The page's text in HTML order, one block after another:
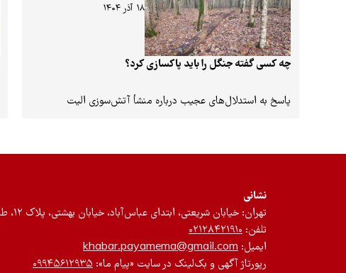
۱۸ آذر ۱۴۰۴
چه کسی گفته جنگل را باید پاکسازی کرد؟
پاسخ به استدلال‌های عجیب درباره منشأ آتش‌سوزی الیت
نشانی
تهران: خیابان شریعتی، ابتدای عباس‌آباد، خیابان بهشتی، پلاک ۱۲، طبقه سوم، واحد ۵
تلفن: ۰۲۱۲۸۴۲۱۹۱۰
ایمیل: khabar.payamema@gmail.com
رپورتاژ آگهی و بک‌لینک در سایت «پیام ما»: ۰۹۹۴۵۶۱۲۹۳۵